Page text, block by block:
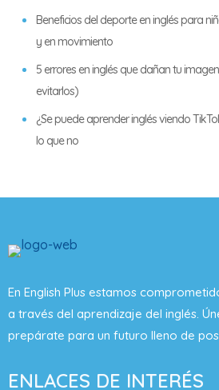
Beneficios del deporte en inglés para
y en movimiento
5 errores en inglés que dañan tu
evitarlos)
¿Se puede aprender inglés viendo
lo que no
En English Plus estamos
a través del aprendizaje del inglés.
prepárate para un futuro lleno de
ENLACES DE INTERÉS